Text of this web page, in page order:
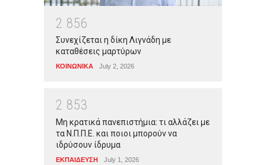
2 856
Συνεχίζεται η δίκη Λιγνάδη με
καταθέσεις μαρτύρων
ΚΟΙΝΩΝΙΚΑ July 2, 2026
2 853
Μη κρατικά πανεπιστήμια: τι αλλάζει με
τα Ν.Π.Π.Ε. και ποιοι μπορούν να
ιδρύσουν ίδρυμα
ΕΚΠΑΙΔΕΥΣΗ July 1, 2026